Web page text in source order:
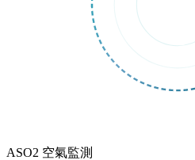
ASO2 空氣監測